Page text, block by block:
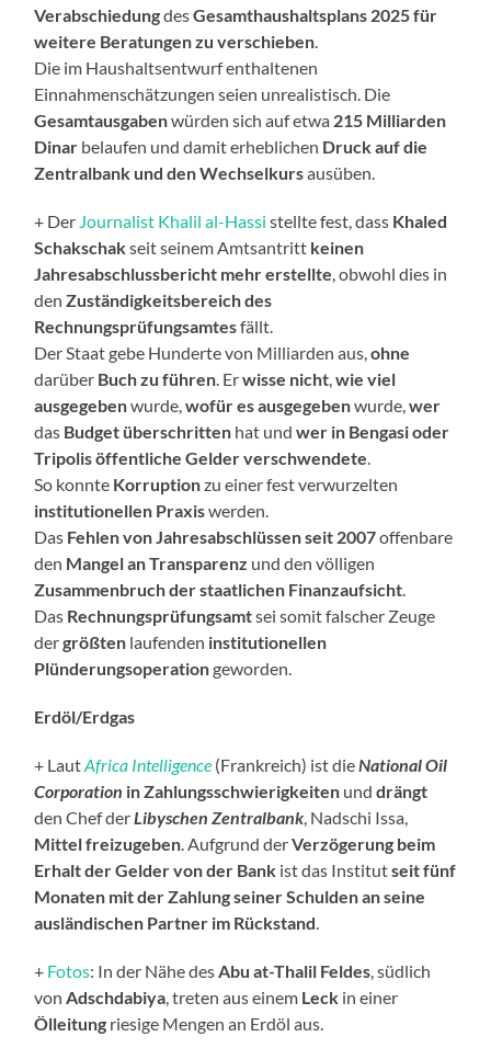
VerabschiedungdesGesamthaushaltsplans 2025 für
weitere Beratungen zu verschieben
Die im Haushaltsentwurf enthaltenen
Einnahmenschätzungen seien unrealistisch. Die
Gesamtausgabenwürden sich auf etwa 215 Milliarden
Dinar belaufen und damit erheblichen Druck auf die
Zentralbank und den Wechselkursausüben.
+ Der Journalist Khalil al-Hassi stellte fest, dass Khaled
Schakschakseit seinem Amtsantritt keinen
Jahresabschlussbericht mehr erstellte , obwohl dies in
denZuständigkeitsbereich des
Rechnungsprüfungsamtesfällt.
Der Staat gebe Hunderte von Milliarden aus,ohne
darüber Buch zu führen . Erwisse nicht ,wie viel
ausgegebenwurde,wofür es ausgegebenwurde,wer
das Budget überschritten hat undwer in Bengasi oder
Tripolis öffentliche Gelder verschwendete
So konnte Korruptionzu einer fest verwurzelten
institutionellen Praxiswerden.
Das Fehlen von Jahresabschlüssenseit 2007offenbare
den Mangel an Transparenz und den völligen
Zusammenbruch der staatlichen Finanzaufsicht
Das Rechnungsprüfungsamtsei somit falscher Zeuge
dergrößten laufenden institutionellen
Plünderungsoperationgeworden.
Erdöl/Erdgas
+ LautAfrica Intelligence (Frankreich) ist die National Oil
Corporation in Zahlungsschwierigkeiten unddrängt
den Chef der Libyschen Zentralbank , Nadschi Issa,
Mittel freizugeben . Aufgrund derVerzögerung beim
Erhalt der Gelder von der Bank ist das Institutseit fünf
Monaten mit der Zahlung seiner Schulden an seine
ausländischen Partner im Rückstand
+ Fotos: In der Nähe des Abu at-Thalil Feldes , südlich
von Adschdabiya , treten aus einem Leck in einer
Ölleitung riesige Mengen an Erdöl aus.